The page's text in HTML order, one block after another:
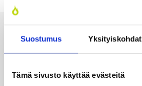
Suostumus Yksityiskohdat
Tämä sivusto käyttää evästeitä